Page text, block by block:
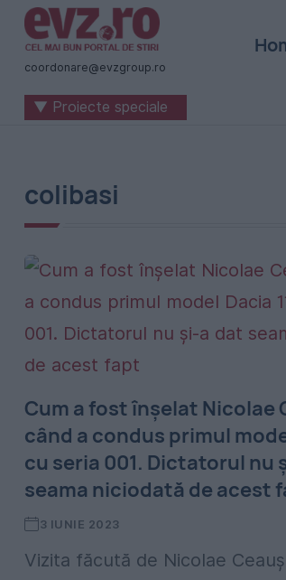
Știri
naționale
internaționale
România
-
Zilei
coordonare@evzgroup.ro
▼ Proiecte speciale
colibasi
Cum a fost înșelat Nicolae
când a condus primul
cu seria 001. Dictatorul nu
seama niciodată de acest
3 IUNIE 2023
Vizita făcută de Nicolae